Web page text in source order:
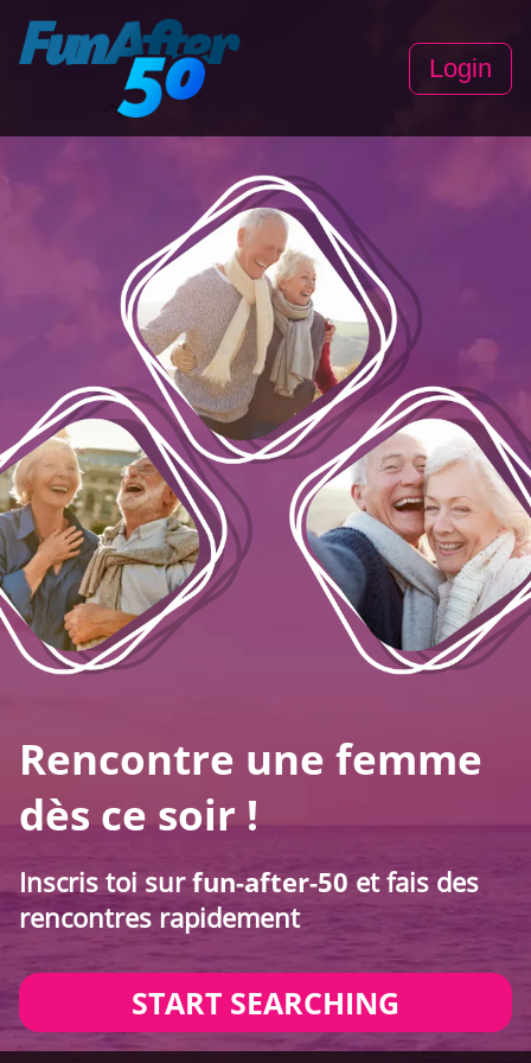
Login
Rencontre une femme
dès ce soir !
Inscris toi surfun-after-50 et fais des
rencontres rapidement
START SEARCHING